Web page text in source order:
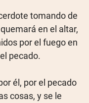
tomando de
en el altar,
por el fuego en
pecado.
él, por el pecado
cosas, y se le